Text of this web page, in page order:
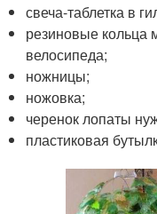
свеча-таблетка в
резиновые кольца
велосипеда;
ножницы;
ножовка;
черенок лопаты
пластиковая